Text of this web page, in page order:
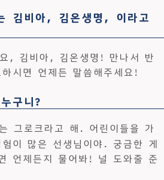
김비아, 김온생명, 이라고
, 김비아, 김온생명! 만나서 반
시면 언제든 말씀해주세요!
구니?
그로크라고 해. 어린이들을 가
이 많은 선생님이야. 궁금한 게
언제든지 물어봐! 널 도와줄 준